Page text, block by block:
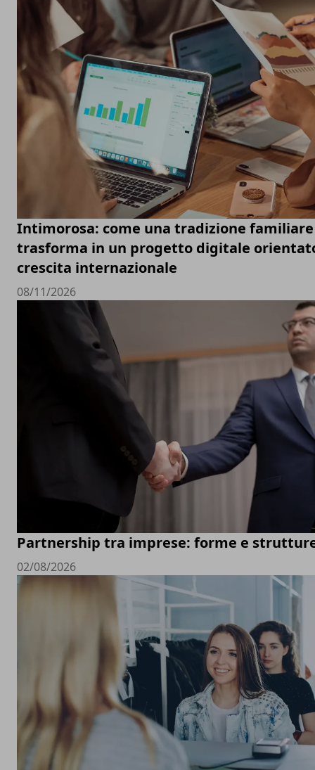
Intimorosa: come una tradizione
trasforma in un progetto digitale
crescita internazionale
08/11/2026
Partnership tra imprese: forme e
02/08/2026